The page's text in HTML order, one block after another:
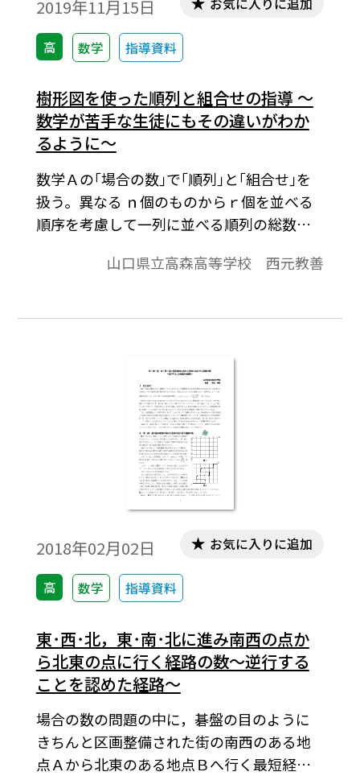
2019年11月15日
高 数学 指導資料
樹形図を使った順列と組合せの指導 ～
数学が苦手な生徒にもその違いがわか
るように～
数学Ａの｢場合の数｣で｢順列｣と｢組合せ｣を
扱う。異なる ｎ個のものからｒ個を並べる
順序を考慮して一列に並べる順列の総数を
序は考慮しないで取り出して一組にする組
nCr×ｒ！＝nPrという関係があることが，
ある。中学校では樹形図をかくとか，表を
つくるとかの作業を通じて場合の数を求め
ていることが多いが，高校ではその方法を
使うこともあるが，基本となる場合の数の
求め方の公式をつくっておき，それらを駆
使するようになる。数学の苦手な生徒の多
い本校では，問題文を読んでもそこから
｢nPrを使うのかnCrを使うのかよくわからな
い。｣という生徒が多い。意味の理解ができ
ていない，その違いがよく判らないからで
ある。言葉による説明がよくわからない生
徒には｢樹形図をかくとか表をつくる｣こと
が重要である。そこで，本稿では｢樹形図｣
を利用して｢順列の総数｣と｢組合せの総数｣
の関連性と違いがわかるような説明を考察
してみたい。※文中の数式は，「Tosho数式
エディタ」で作成されています。ワード文書
で数式を正しく表示するためには，「Tosho
数式エディタ」が導入されていることが必
山口県立高森高等学校 西元教善
2018年02月02日
高 数学 指導資料
お気に入りに追加
東･西･北，東･南･北に進み南西の点か
ら北東の点に行く経路の数～逆行する
ことを認めた経路～
場合の数の問題の中に，碁盤の目のように
きちんと区画整備された街の南西のある地
点Ａから北東のある地点Ｂへ行く最短経路